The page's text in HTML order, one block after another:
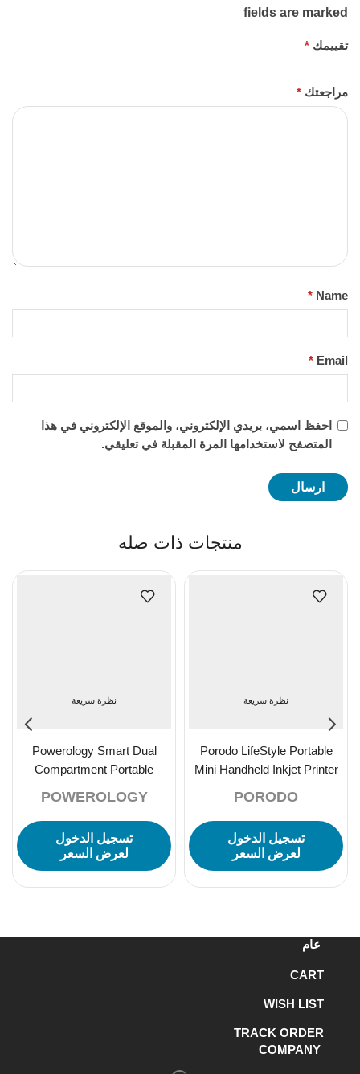
fields are marked
تقييمك *
مراجعتك *
Name
*
Email
*
احفظ اسمي، بريدي الإلكتروني، والموقع الإلكتروني في هذا
المتصفح لاستخدامها المرة المقبلة في تعليقي.
منتجات ذات صله
نظرة سريعة
Porodo LifeStyle Portable
Mini Handheld Inkjet Printer
PORODO
تسجيل الدخول
لعرض السعر
نظرة سريعة
Powerology Smart Dual
Compartment Portable
POWEROLOGY
تسجيل الدخول
لعرض السعر
عام
CART
WISH LIST
TRACK ORDER
COMPANY